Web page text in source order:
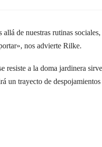
de nuestras rutinas
nos advierte Rilke.
resiste a la doma jardinera
un trayecto de